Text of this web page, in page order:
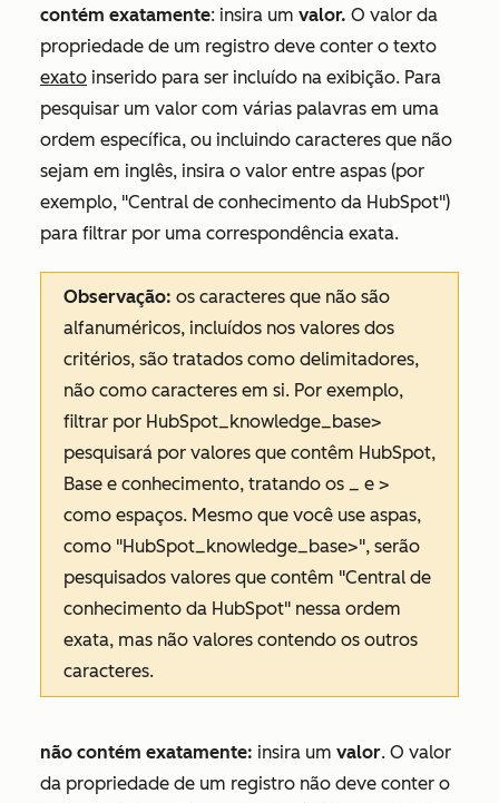
contém exatamente: insira um valor. O valor da
propriedade de um registro deve conter o texto
exato inserido para ser incluído na exibição. Para
pesquisar um valor com várias palavras em uma
ordem específica, ou incluindo caracteres que não
sejam em inglês, insira o valor entre aspas (por
exemplo, "Central de conhecimento da HubSpot")
para filtrar por uma correspondência exata.
Observação: os caracteres que não são
alfanuméricos, incluídos nos valores dos
critérios, são tratados como delimitadores,
não como caracteres em si. Por exemplo,
filtrar por HubSpot_knowledge_base>
pesquisará por valores que contêm HubSpot,
Base e conhecimento, tratando os _ e >
como espaços. Mesmo que você use aspas,
como "HubSpot_knowledge_base>", serão
pesquisados valores que contêm "Central de
conhecimento da HubSpot" nessa ordem
exata, mas não valores contendo os outros
caracteres.
não contém exatamente: insira um valor. O valor
da propriedade de um registro não deve conter o